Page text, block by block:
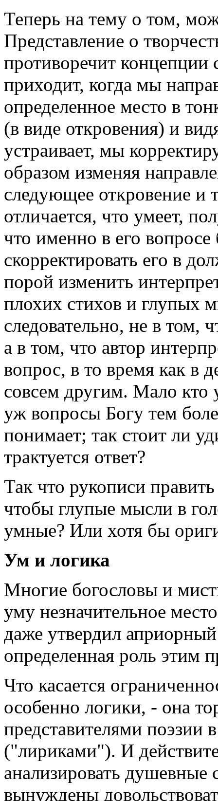
Теперь на тему о том,
Представление о
противоречит
приходит, когда мы
определенное место в
(в виде откровения) и
устраивает, мы
образом изменяя
следующее откровение и
отличается, что умеет,
что именно в его
скорректировать его в
порой изменить
плохих стихов и глупых
следовательно, не в том,
а в том, что автор
вопрос, в то время как в
совсем другим. Мало кто
уж вопросы Богу тем
понимает; так стоит ли
трактуется ответ?
Так что рукописи
чтобы глупые мысли в
умные? Или хотя бы
Ум и логика
Многие богословы и
уму незначительное
даже утвердил
определенная роль этим
Что касается
особенно логики, - она
представителями поэзии
("лириками"). И
анализировать душевные
вынуждены